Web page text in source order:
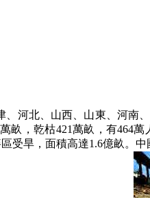
、河北、山西、山東、河
畝，乾枯421萬畝，有464
受旱，面積高達1.6億畝。